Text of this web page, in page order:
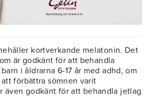
kortverkande melatonin. Det
är godkänt för att behandla
i åldrarna 6-17 år med adhd, om
förbättra sömnen varit
även godkänt för att behandla jetlag